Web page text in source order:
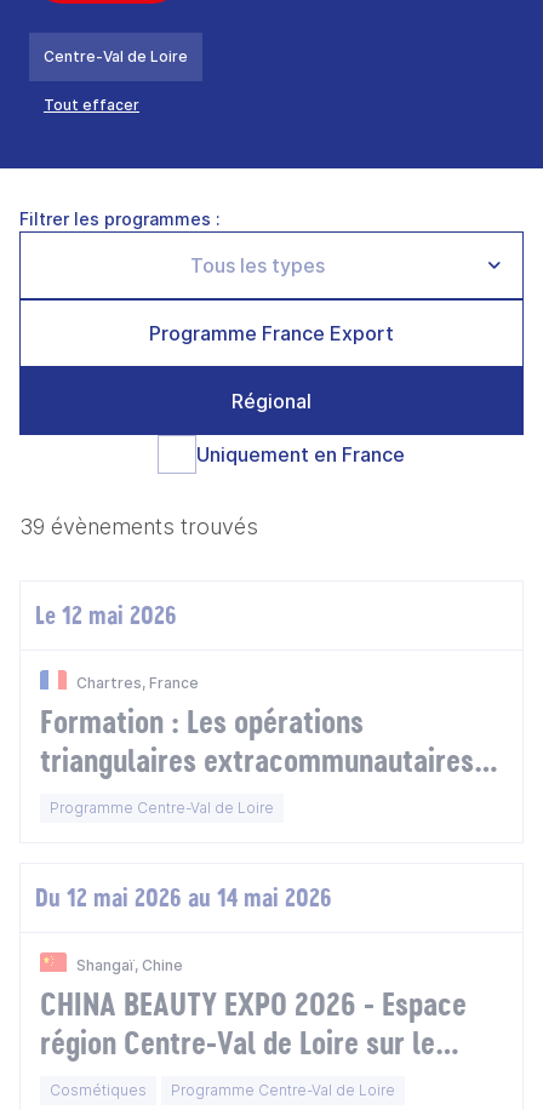
Centre-Val de Loire
Tout effacer
Filtrer les programmes :
Programme France Export
Régional
Uniquement en France
39 évènements trouvés
Le 12 mai 2026
Chartres, France
Formation : Les opérations
triangulaires extracommunautaires à
Chartres
Programme Centre-Val de Loire
Du 12 mai 2026 au 14 mai 2026
Shangaï, Chine
CHINA BEAUTY EXPO 2026 - Espace
région Centre-Val de Loire sur le
Pavillon France
Cosmétiques Programme Centre-Val de Loire